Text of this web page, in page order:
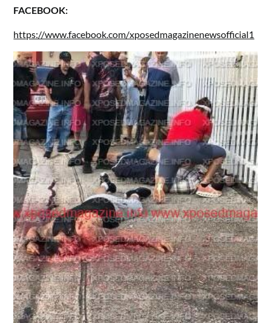
FACEBOOK:
https://www.facebook.com/xposedmagazinenewsofficial1